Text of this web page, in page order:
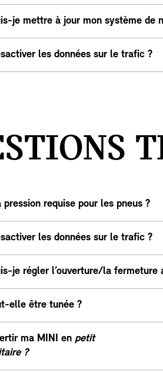
je mettre à jour mon système de
les données sur le trafic ?
requise pour les pneus ?
les données sur le trafic ?
je régler l’ouverture/la
elle être tunée ?
ma MINI en petit
?